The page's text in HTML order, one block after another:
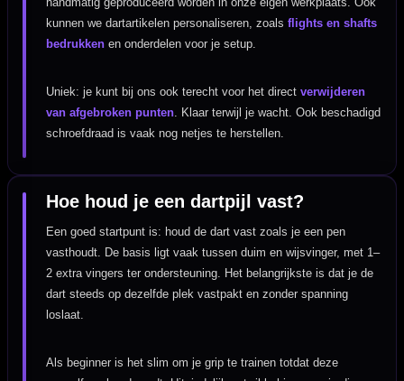
kunnen we dartartikelen personaliseren, zoalsflights en shafts
bedrukken en onderdelen voor je setup.
Uniek: je kunt bij ons ook terecht voor het directverwijderen
van afgebroken punten. Klaar terwijl je wacht. Ook beschadigd
schroefdraad is vaak nog netjes te herstellen.
Hoe houd je een dartpijl vast?
Een goed startpunt is: houd de dart vast zoals je een pen
vasthoudt. De basis ligt vaak tussen duim en wijsvinger, met 1–
2 extra vingers ter ondersteuning. Het belangrijkste is dat je de
dart steeds op dezelfde plek vastpakt en zonder spanning
loslaat.
Als beginner is het slim om je grip te trainen totdat deze